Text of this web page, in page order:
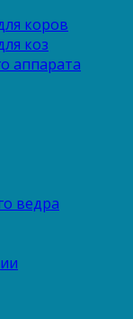
коров
коз
аппарата
ведра